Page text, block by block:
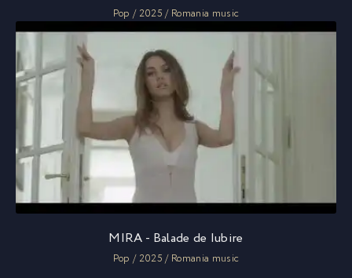
Pop / 2025 / Romania music
MIRA - Balade de Iubire
Pop / 2025 / Romania music